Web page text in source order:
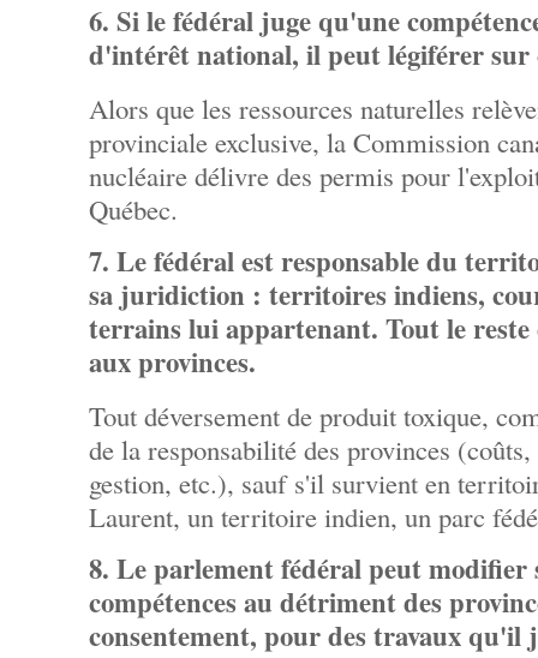
6. Si le fédéral juge qu'une
d'intérêt national, il peut légiférer sur
Alors que les ressources naturelles
provinciale exclusive, la Commission
nucléaire délivre des permis pour
Québec.
7. Le fédéral est responsable du
sa juridiction : territoires indiens,
terrains lui appartenant. Tout le
aux provinces.
Tout déversement de produit toxique,
de la responsabilité des provinces (coûts,
gestion, etc.), sauf s'il survient en
Laurent, un territoire indien, un parc
8. Le parlement fédéral peut modifier
compétences au détriment des
consentement, pour des travaux